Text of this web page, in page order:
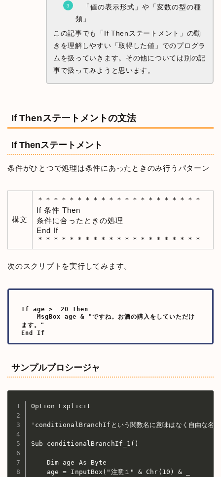
「値の表示形式」や「変数の型の種
類」
この記事でも「If Thenステートメント」の動
きを理解しやすい「取得した値」でのプログラ
ムを扱っていきます。その他については別の記
事で扱ってみようと思います。
If Thenステートメントの文法
If Thenステートメント
条件がひとつで処理は条件にあったときのみ行うパターン
構文
＊＊＊＊＊＊＊＊＊＊＊＊＊＊＊＊＊＊＊＊＊
If 条件 Then
条件に合ったときの処理
End If
＊＊＊＊＊＊＊＊＊＊＊＊＊＊＊＊＊＊＊＊＊
次のスクリプトを実行してみます。
If age >= 20 Then
ます。"
End If
サンプルプロシージャ
Option Explicit
'conditionalBranchIfという関数名に意味はなく自由な名前
Sub conditionalBranchIf_1()
    Dim age As Byte
    age = InputBox("注意１" & Chr(10) & _